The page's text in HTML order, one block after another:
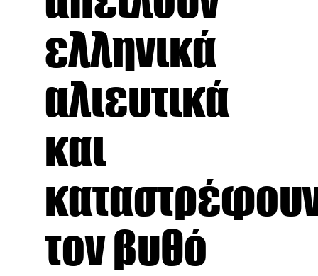
ελληνικά
αλιευτικά
και
τον βυθό